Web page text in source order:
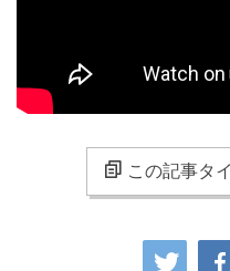
この記事タ